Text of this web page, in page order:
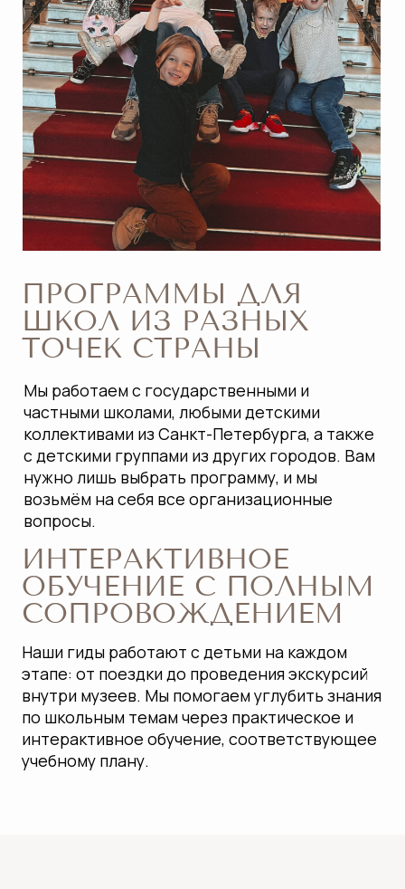
ПРОГРАММЫ ДЛЯ
ШКОЛ ИЗ РАЗНЫХ
ТОЧЕК СТРАНЫ
ИНТЕРАКТИВНОЕ
СОПРОВОЖДЕНИЕМ
Мы работаем с государственными и
частными школами, любыми детскими
коллективами из Санкт-Петербурга, а также
с детскими группами из других городов. Вам
нужно лишь выбрать программу, и мы
возьмём на себя все организационные
вопросы.
Наши гиды работают с детьми на каждом
этапе: от поездки до проведения экскурсий
внутри музеев. Мы помогаем углубить знания
интерактивное обучение, соответствующее
учебному плану.